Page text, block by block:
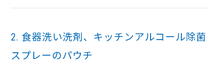
2. 食器洗い洗剤、キッチンアルコール除菌
スプレーのパウチ